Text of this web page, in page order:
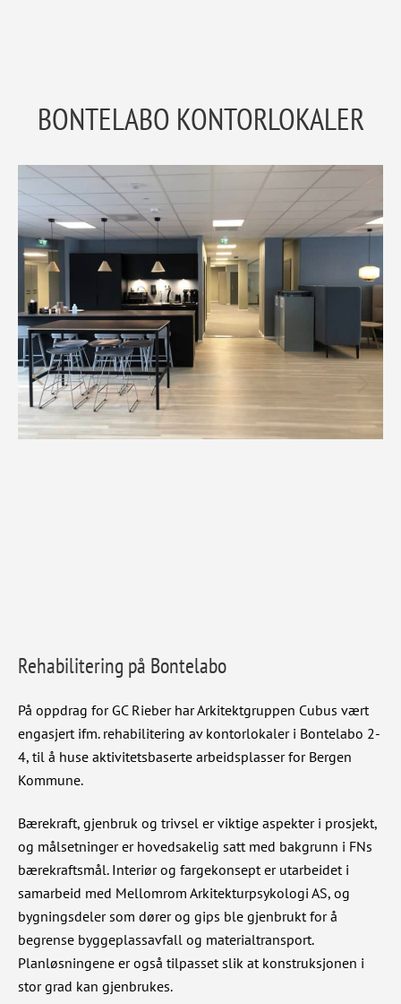
BONTELABO KONTORLOKALER
Rehabilitering på Bontelabo
På oppdrag for GC Rieber har Arkitektgruppen Cubus vært
engasjert ifm. rehabilitering av kontorlokaler i Bontelabo 2-
4, til å huse aktivitetsbaserte arbeidsplasser for Bergen
Kommune.
Bærekraft, gjenbruk og trivsel er viktige aspekter i prosjekt,
og målsetninger er hovedsakelig satt med bakgrunn i FNs
bærekraftsmål. Interiør og fargekonsept er utarbeidet i
samarbeid med Mellomrom Arkitekturpsykologi AS, og
bygningsdeler som dører og gips ble gjenbrukt for å
begrense byggeplassavfall og materialtransport.
Planløsningene er også tilpasset slik at konstruksjonen i
stor grad kan gjenbrukes.